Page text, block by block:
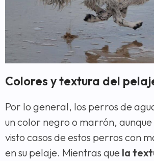
Colores y textura del
Por lo general, los perros de
un color negro o marrón,
visto casos de estos perros con
en su pelaje. Mientras que la